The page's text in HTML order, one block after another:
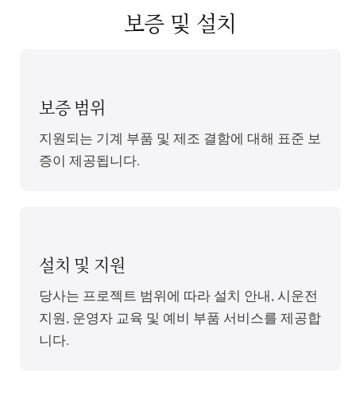
중 적합한 모델을 추천해 드릴 수 있습니다.
보증 및 설치
보증 범위
지원되는 기계 부품 및 제조 결함에 대해 표준 보
증이 제공됩니다.
설치 및 지원
당사는 프로젝트 범위에 따라 설치 안내, 시운전
지원, 운영자 교육 및 예비 부품 서비스를 제공합
니다.